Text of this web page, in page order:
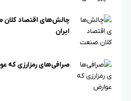
چالش‌های اقتصاد کلان
ایران
صرافی‌های رمزارزی که عوارض